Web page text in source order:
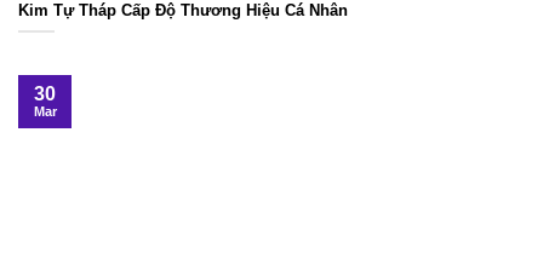
Kim Tự Tháp Cấp Độ Thương Hiệu Cá Nhân
30
Mar